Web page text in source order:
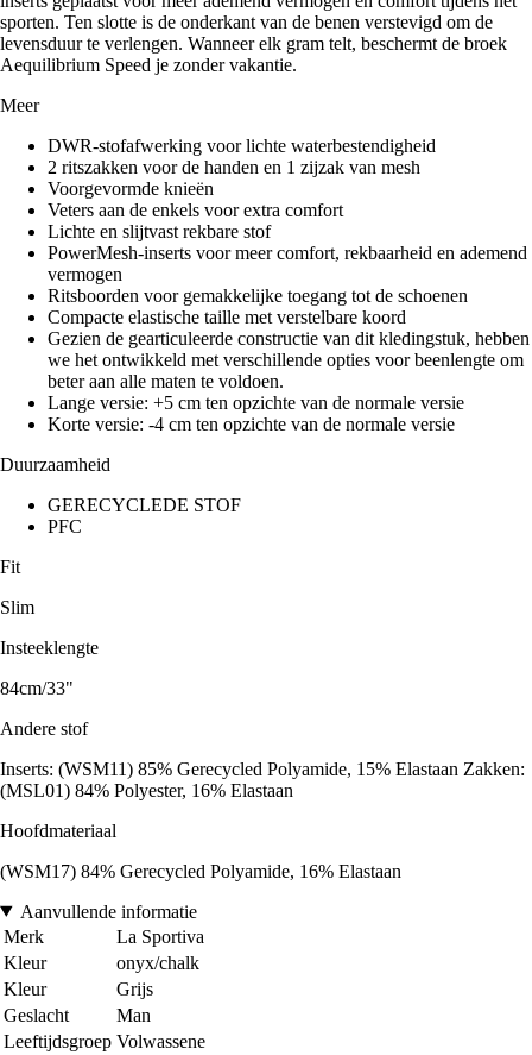
sporten. Ten slotte is de onderkant van de benen verstevigd om de
levensduur te verlengen. Wanneer elk gram telt, beschermt de broek
Aequilibrium Speed je zonder vakantie.
Meer
DWR-stofafwerking voor lichte waterbestendigheid
2 ritszakken voor de handen en 1 zijzak van mesh
Voorgevormde knieën
Veters aan de enkels voor extra comfort
Lichte en slijtvast rekbare stof
PowerMesh-inserts voor meer comfort, rekbaarheid en ademend
vermogen
Ritsboorden voor gemakkelijke toegang tot de schoenen
Compacte elastische taille met verstelbare koord
Gezien de gearticuleerde constructie van dit kledingstuk, hebben
we het ontwikkeld met verschillende opties voor beenlengte om
beter aan alle maten te voldoen.
Lange versie: +5 cm ten opzichte van de normale versie
Korte versie: -4 cm ten opzichte van de normale versie
Duurzaamheid
GERECYCLEDE STOF
PFC
Fit
Slim
Insteeklengte
84cm/33"
Andere stof
Inserts: (WSM11) 85% Gerecycled Polyamide, 15% Elastaan Zakken:
(MSL01) 84% Polyester, 16% Elastaan
Hoofdmateriaal
(WSM17) 84% Gerecycled Polyamide, 16% Elastaan
Aanvullende informatie
Merk
La Sportiva
Kleur
onyx/chalk
Kleur
Grijs
Geslacht
Man
Leeftijdsgroep Volwassene